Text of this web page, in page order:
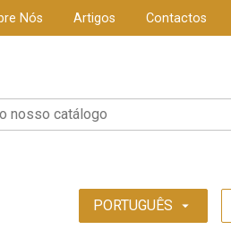
Nós Artigos Contactos
PORTUGUÊS arrow_drop_down